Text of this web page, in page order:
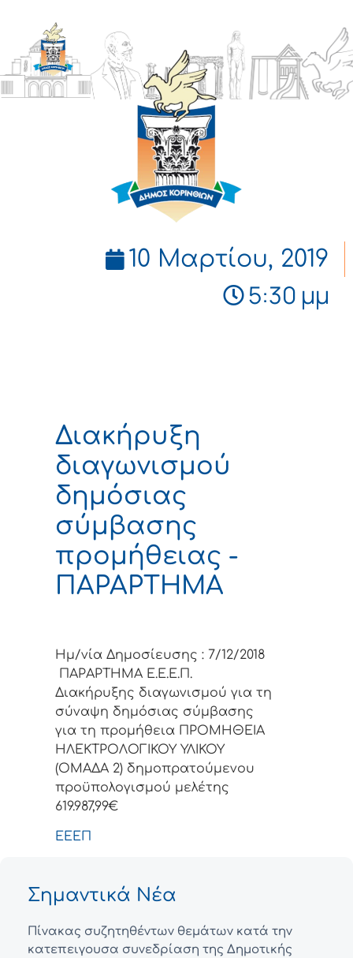
ΔΗΜΟΣ
ΚΟΡΙΝΘΙΩΝ
10 Μαρτίου, 2019
5:30 μμ
Διακήρυξη
διαγωνισμού
δημόσιας
σύμβασης
προμήθειας -
ΠΑΡΑΡΤΗΜΑ
Ημ/νία Δημοσίευσης : 7/12/2018
ΠΑΡΑΡΤΗΜΑ Ε.Ε.Ε.Π.
Διακήρυξης διαγωνισμού για τη
σύναψη δημόσιας σύμβασης
για τη προμήθεια ΠΡΟΜΗΘΕΙΑ
ΗΛΕΚΤΡΟΛΟΓΙΚΟΥ ΥΛΙΚΟΥ
(ΟΜΑΔΑ 2) δημοπρατούμενου
προϋπολογισμού μελέτης
619.987,99€
EEEΠ
Σημαντικά Νέα
Πίνακας συζητηθέντων θεμάτων κατά την
κατεπειγουσα συνεδρίαση της Δημοτικής